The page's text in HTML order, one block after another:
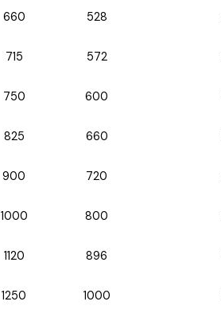
660 528
715 572
750 600
825 660
900 720
1000 800
1120 896
1250 1000